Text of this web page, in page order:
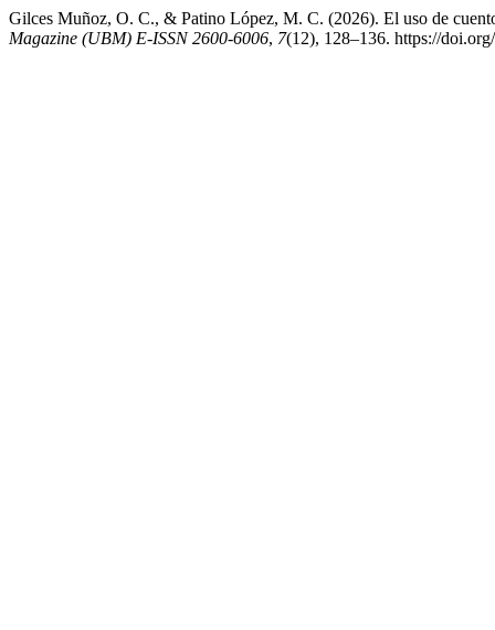
Gilces Muñoz, O. C., & Patino López, M. C. (2026). El uso de
Magazine (UBM) E-ISSN 2600-6006, 7(12), 128–136. https://